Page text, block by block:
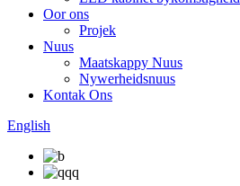
Oor ons
Projek
Nuus
Maatskappy Nuus
Nywerheidsnuus
Kontak Ons
English